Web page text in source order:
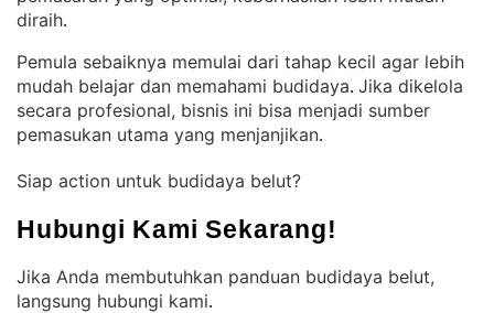
diraih.
Pemula sebaiknya memulai dari tahap kecil agar lebih
mudah belajar dan memahami budidaya. Jika dikelola
secara profesional, bisnis ini bisa menjadi sumber
pemasukan utama yang menjanjikan.
Siap action untuk budidaya belut?
Hubungi Kami Sekarang!
Jika Anda membutuhkan panduan budidaya belut,
langsung hubungi kami.